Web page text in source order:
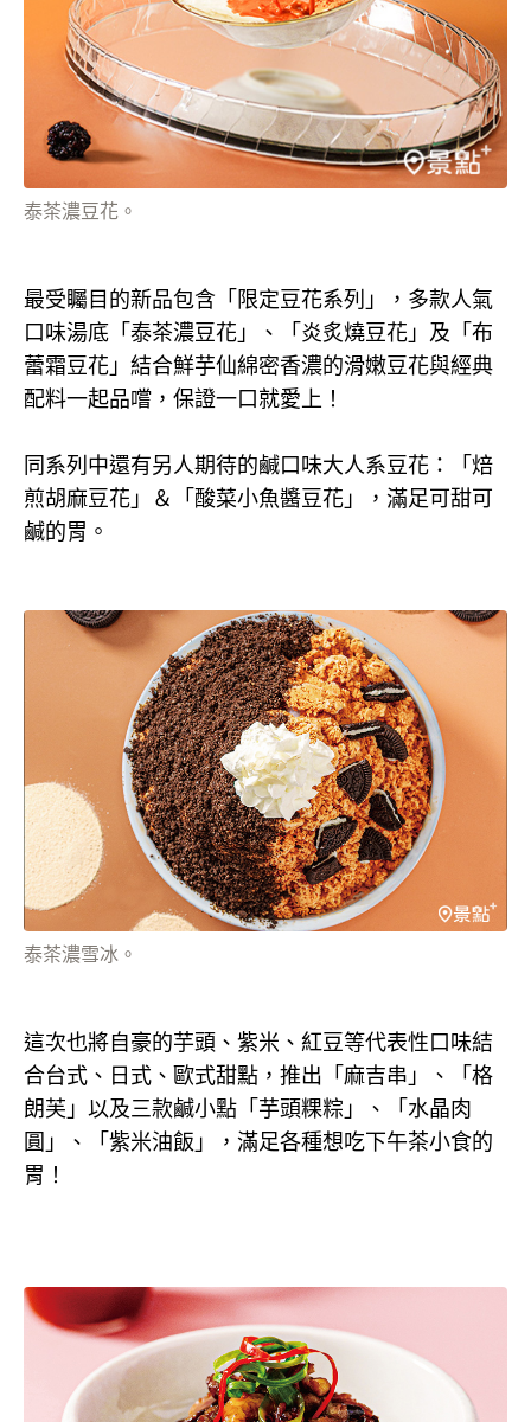
泰茶濃豆花。
最受矚目的新品包含「限定豆花系列」，多款人氣
口味湯底「泰茶濃豆花」、「炎炙燒豆花」及「布
蕾霜豆花」結合鮮芋仙綿密香濃的滑嫩豆花與經典
配料一起品嚐，保證一口就愛上！
同系列中還有另人期待的鹹口味大人系豆花：「焙
煎胡麻豆花」＆「酸菜小魚醬豆花」，滿足可甜可
鹹的胃。
泰茶濃雪冰。
這次也將自豪的芋頭、紫米、紅豆等代表性口味結
合台式、日式、歐式甜點，推出「麻吉串」、「格
朗芙」以及三款鹹小點「芋頭粿粽」、「水晶肉
圓」、「紫米油飯」，滿足各種想吃下午茶小食的
胃！